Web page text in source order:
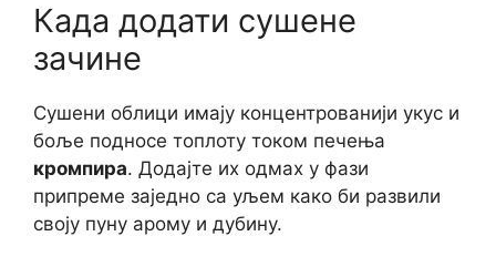
Када додати сушене
зачине
Сушени облици имају концентрованији укус и
боље подносе топлоту током печења
кромпира. Додајте их одмах у фази
припреме заједно са уљем како би развили
своју пуну арому и дубину.